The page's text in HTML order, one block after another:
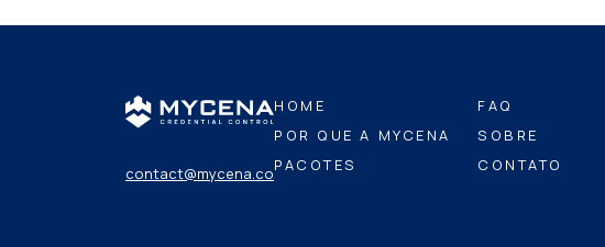
contact@mycena.co
HOME
POR QUE A MYCENA
PACOTES
FAQ
SOBRE
CONTATO